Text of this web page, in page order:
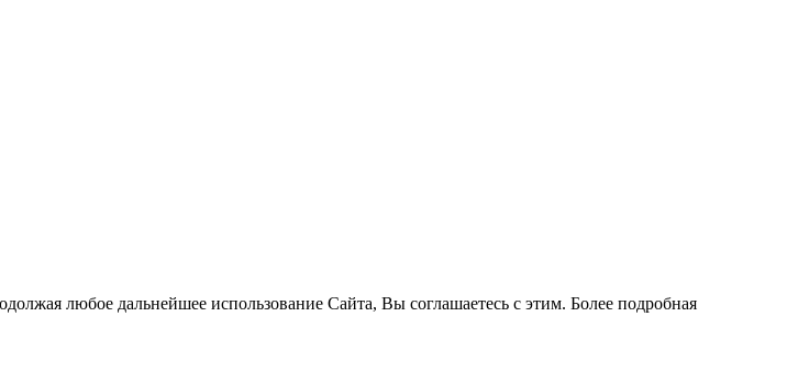
любое дальнейшее использование Сайта, Вы соглашаетесь с этим. Более подробная